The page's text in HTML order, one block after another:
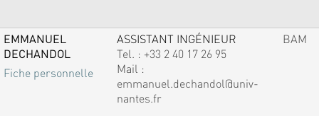
EMMANUEL
DECHANDOL
Fiche personnelle
ASSISTANT INGÉNIEUR
Tel. : +33 2 40 17 26 95
Mail :
emmanuel.dechandol@univ-
nantes.fr
BAM